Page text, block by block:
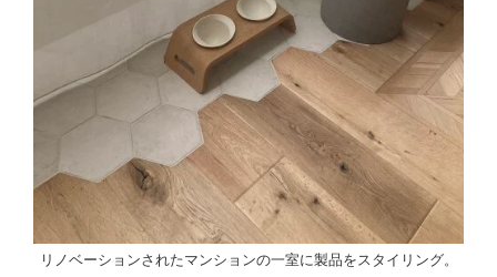
リノベーションされたマンションの一室に製品をスタイリング。